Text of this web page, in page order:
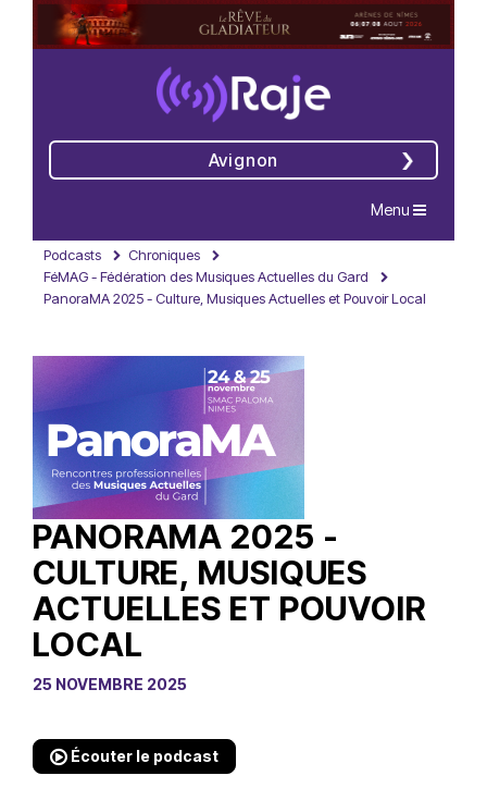
Avignon
Navigation
Menu
Podcasts
Chroniques
FéMAG - Fédération des Musiques Actuelles du Gard
PanoraMA 2025 - Culture, Musiques Actuelles et Pouvoir Local
PANORAMA 2025 -
CULTURE, MUSIQUES
ACTUELLES ET POUVOIR
LOCAL
25 NOVEMBRE 2025
Écouter le podcast